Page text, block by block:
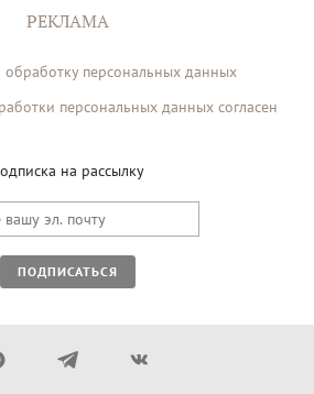
РЕКЛАМА
обработку персональных данных
персональных данных согласен
на рассылку
ПОДПИСАТЬСЯ